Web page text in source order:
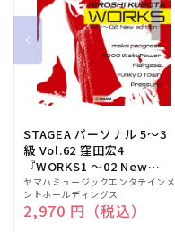
STAGEA パーソナル 5～3
級 Vol.62 窪田宏4
『WORKS1 ～02 New
edition～』
販
売
元:
ヤマハミュージックエンタテインメ
ントホールディングス
通常価格
2,970 円（税込）